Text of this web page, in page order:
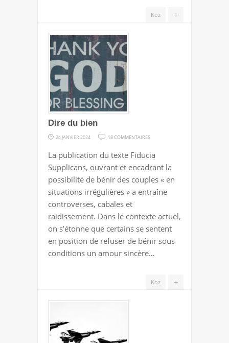
+
Koz
Dire du bien
24 JANVIER 2024 18 COMMENTAIRES
DU
BIEN
La publication du texte Fiducia
Supplicans, ouvrant et encadrant la
possibilité de bénir des couples « en
situations irrégulières » a entraîne
controverses, cabales et
raidissement. Dans le contexte actuel,
on s’étonne que certains se sentent
en position de refuser de bénir sous
conditions un amour sincère…
+
Koz